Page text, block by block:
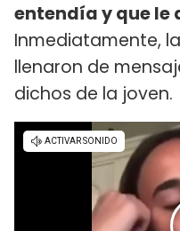
entendía y que le
Inmediatamente,
llenaron de
dichos de la joven.